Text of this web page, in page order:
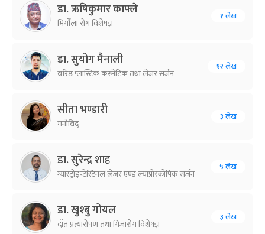
डा‍. ऋषिकुमार काफ्ले
मिर्गौला रोग विशेषज्ञ
१ लेख
डा. सुयोग मैनाली
वरिष्ठ प्लास्टिक कस्मेटिक तथा लेजर सर्जन
१२ लेख
सीता भण्डारी
मनोविद्
३ लेख
डा. सुरेन्द्र शाह
ग्यास्ट्रोइन्टेस्टिनल लेजर एण्ड ल्याप्रोस्कोपिक सर्जन
५ लेख
डा. खुश्बु गोयल
दाँत प्रत्यारोपण तथा गिजारोग विशेषज्ञ
३ लेख